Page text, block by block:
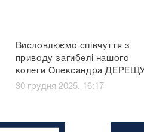
Висловлюємо співчуття з
приводу загибелі нашого
колеги Олександра
30 грудня 2025, 16:17